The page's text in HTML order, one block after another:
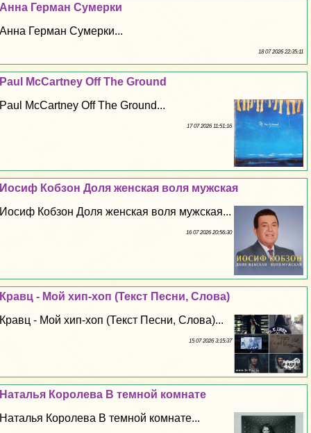
Анна Герман Сумерки
Анна Герман Сумерки...
18 07 2026 22:35:11
Paul McCartney Off The Ground
Paul McCartney Off The Ground...
17 07 2026 11:51:16
Иосиф Кобзон Доля женская воля мужская
Иосиф Кобзон Доля женская воля мужская...
16 07 2026 20:56:30
Кравц - Мой хип-хоп (Текст Песни, Слова)
Кравц - Мой хип-хоп (Текст Песни, Слова)...
15 07 2026 3:15:37
Наталья Королева В темной комнате
Наталья Королева В темной комнате...